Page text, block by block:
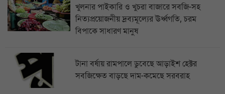
খুলনার পাইকারি ও খুচরা বাজারে সবজি-সহ
নিত্যপ্রয়োজনীয় দ্রব্যমূল্যের ঊর্ধ্বগতি, চরম
বিপাকে সাধারণ মানুষ
টানা বর্ষায় রামপালে ডুবেছে আড়াইশ হেক্টর
সবজিক্ষেত বাড়ছে দাম-কমেছে সরবরাহ